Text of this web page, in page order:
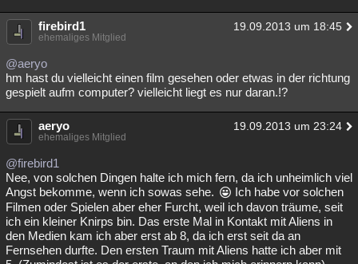
firebird1 19.09.2013 um 18:45
ehemaliges Mitglied
@aeryo
hm hast du vielleicht einen film gesehen oder etwas in der richtung
gespielt aufm computer? vielleicht liegt es nur daran.!?
aeryo 19.09.2013 um 23:24
ehemaliges Mitglied
@firebird1
Nee, von solchen Dingen halte ich mich fern, da ich unheimlich viel
Angst bekomme, wenn ich sowas sehe.
Ich habe vor solchen
Filmen oder Spielen aber eher Furcht, weil ich davon träume, seit
ich ein kleiner Knirps bin. Das erste Mal in Kontakt mit Aliens in
den Medien kam ich aber erst ab 8, da ich erst seit da an
Fernsehen durfte. Den ersten Traum mit Aliens hatte ich aber mit